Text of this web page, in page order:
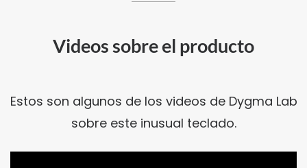
Videos sobre el producto
Estos son algunos de los videos de Dygma Lab
sobre este inusual teclado.